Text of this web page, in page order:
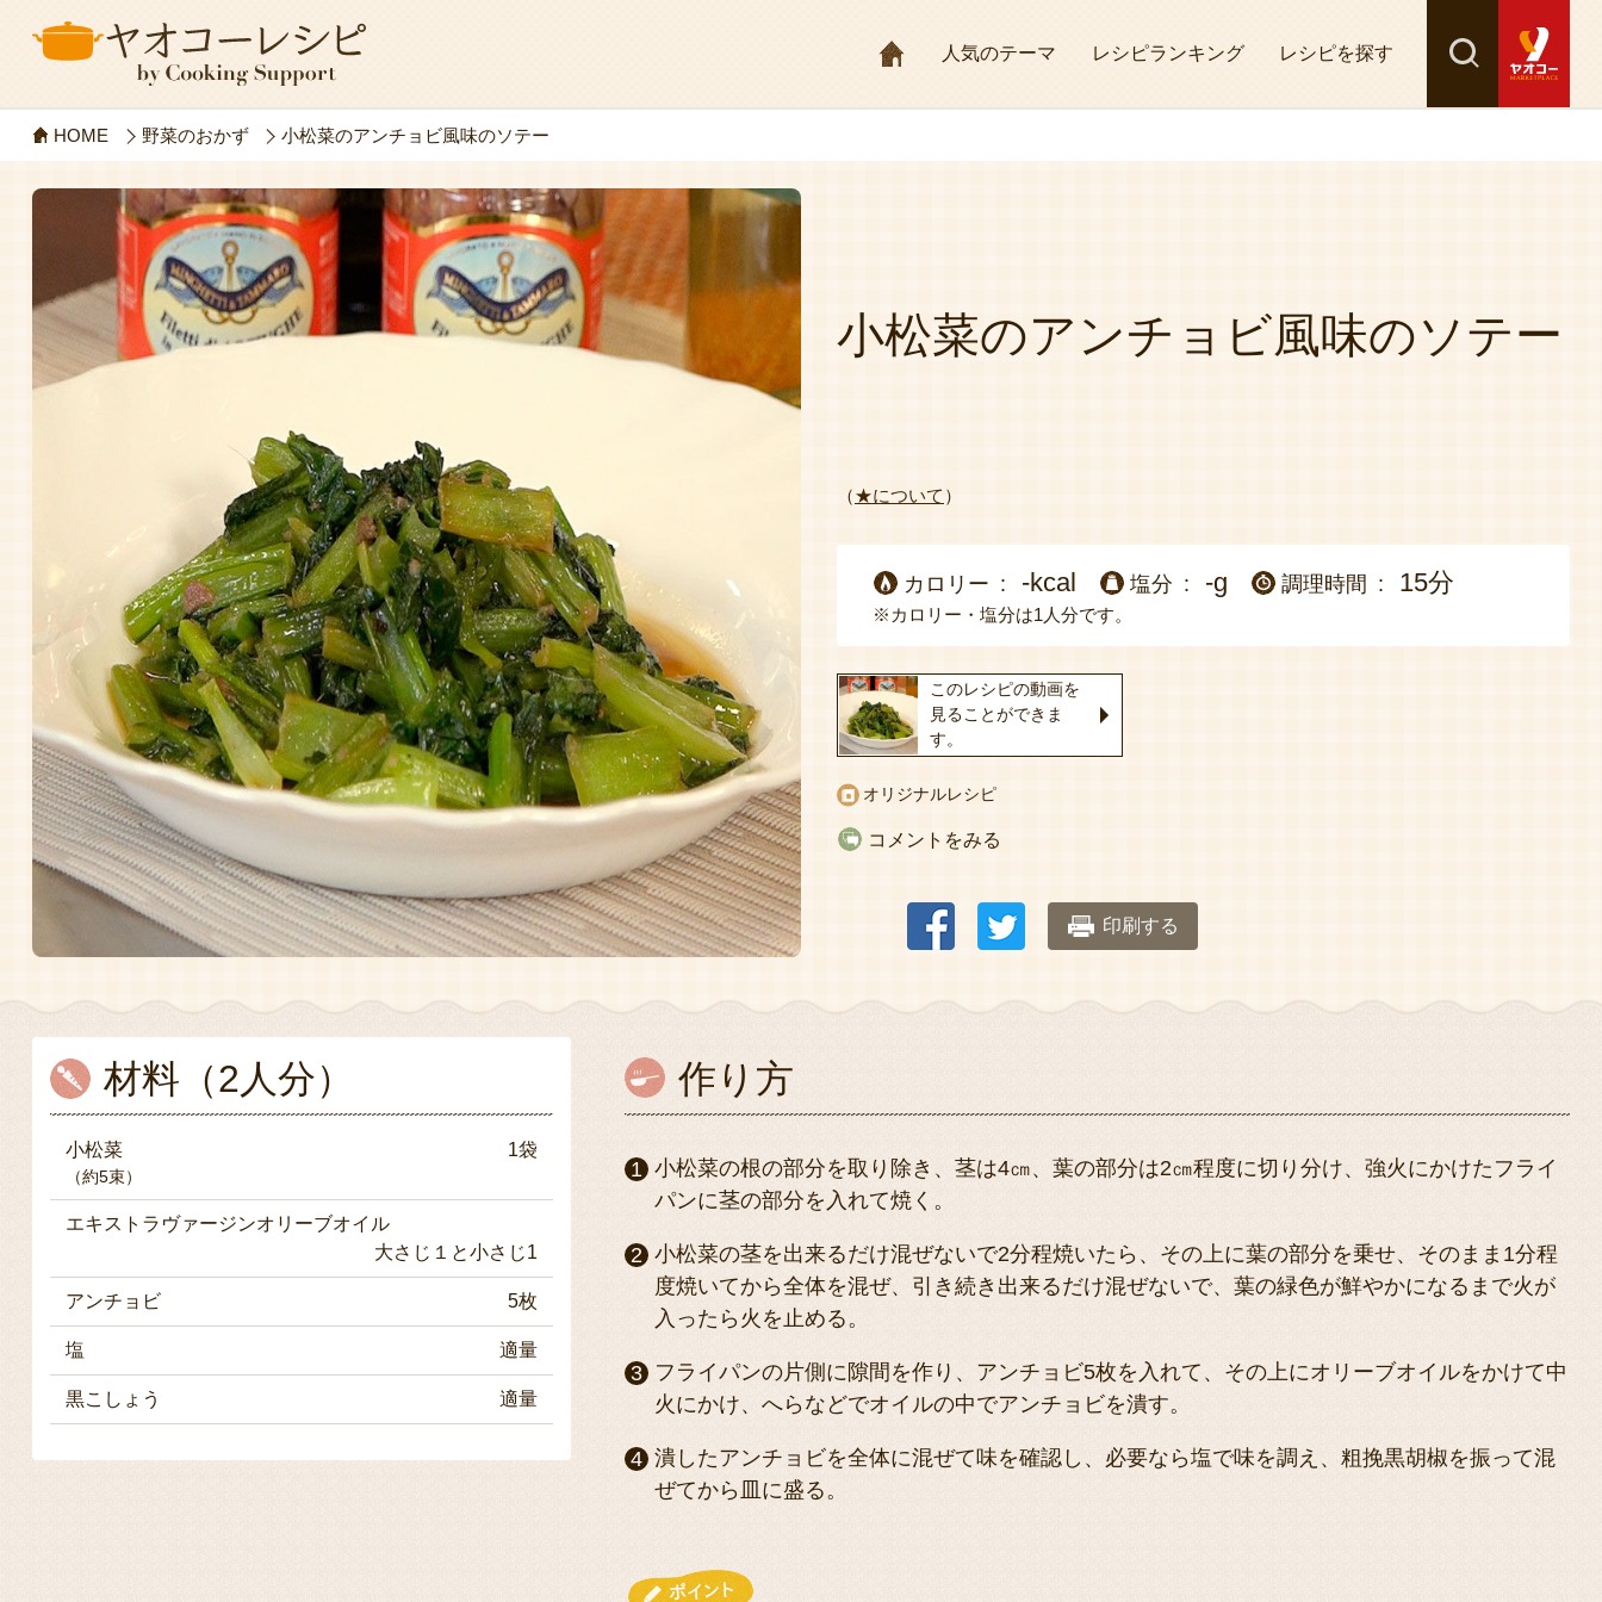
HOME人気のテーマ レシピランキング レシピを探す 検索
探す
HOME 野菜のおかず 小松菜のアンチョビ風味のソテー
小松菜のアンチョビ風味のソテー
（★について ）
カロリー -kcal 塩分 -g 調理時間 15分
※カロリー・塩分は1人分です。
このレシピの動画を
見ることができま
す。
オリジナルレシピ
コメントをみる
印刷する
材料（2人分）
小松菜 1袋
（約5束）
エキストラヴァージンオリーブオイル
大さじ１と小さじ1
アンチョビ 5枚
塩 適量
黒こしょう 適量
作り方
小松菜の根の部分を取り除き、茎は4㎝、葉の部分は2㎝程度に切り分け、強火にかけたフライ
パンに茎の部分を入れて焼く。
小松菜の茎を出来るだけ混ぜないで2分程焼いたら、その上に葉の部分を乗せ、そのまま1分程
度焼いてから全体を混ぜ、引き続き出来るだけ混ぜないで、葉の緑色が鮮やかになるまで火が
入ったら火を止める。
フライパンの片側に隙間を作り、アンチョビ5枚を入れて、その上にオリーブオイルをかけて中
火にかけ、へらなどでオイルの中でアンチョビを潰す。
潰したアンチョビを全体に混ぜて味を確認し、必要なら塩で味を調え、粗挽黒胡椒を振って混
ぜてから皿に盛る。